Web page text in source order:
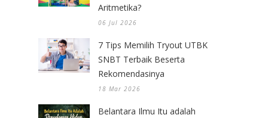
Aritmetika?
06 Jul 2026
7 Tips Memilih Tryout UTBK
SNBT Terbaik Beserta
Rekomendasinya
18 Mar 2026
Belantara Ilmu Itu adalah